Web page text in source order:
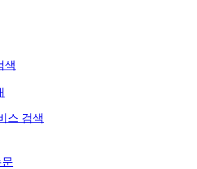
색
스 검색